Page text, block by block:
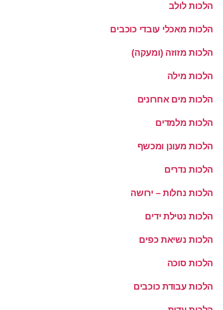
הלכות לולב
הלכות מאכלי עובדי כוכבים
הלכות מזוזה (ומעקה)
הלכות מילה
הלכות מים אחרונים
הלכות מלמדים
הלכות מעונן ומכשף
הלכות נדרים
הלכות נחלות – ירושה
הלכות נטילת ידים
הלכות נשיאת כפים
הלכות סוכה
הלכות עבודת כוכבים